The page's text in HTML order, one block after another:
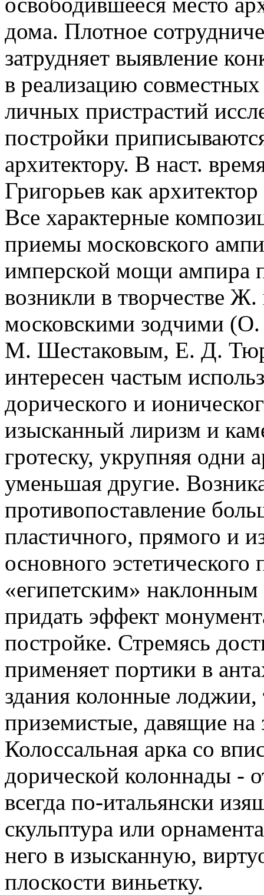
дома. Плотное
затрудняет выявление
в реализацию
личных пристрастий
постройки
архитектору. В наст.
Григорьев как
Все характерные
приемы московского
имперской мощи ампира
возникли в творчестве
московскими зодчими
М. Шестаковым, Е. Д.
интересен частым
дорического и
изысканный лиризм и
гротеску, укрупняя одни
уменьшая другие.
противопоставление
пластичного, прямого и
основного
«египетским»
придать эффект
постройке. Стремясь
применяет портики в
здания колонные
приземистые, давящие на
Колоссальная арка со
дорической колоннады -
всегда по-итальянски
скульптура или
него в изысканную,
плоскости виньетку.